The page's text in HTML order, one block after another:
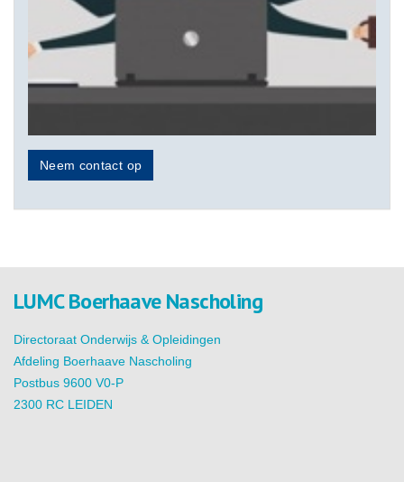
Neem contact op
LUMC Boerhaave Nascholing
Directoraat Onderwijs & Opleidingen
Afdeling Boerhaave Nascholing
Postbus 9600 V0-P
2300 RC LEIDEN